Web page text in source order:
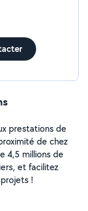
prestations de
de chez
4,5 millions de
et facilitez
!